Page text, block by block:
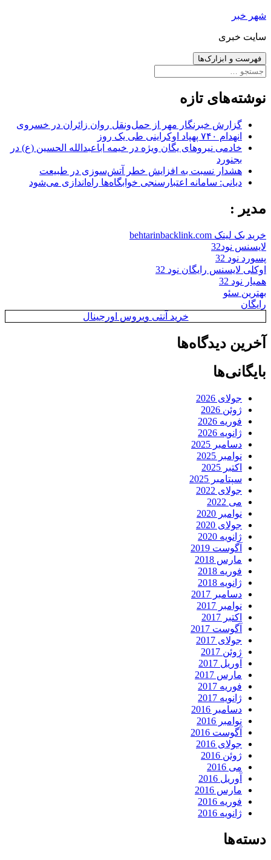
رفتن
نوشته‌ها
شهر خبر
سایت خبری
فهرست و ابزارک‌ها
جستجو
نوشته‌های تازه
گزارش خبرنگار مهر از حمل‌ونقل روان زائران در خسروی
انهدام ۷۴۰ پهپاد اوکراینی طی یک روز
خادمی نیروهای یگان ویژه در خیمه اباعبدالله الحسین (ع) در
بجنورد
هشدار نسبت به افزایش خطر آتش‌سوزی در طبیعت
دیانی: سامانه اعتبارسنجی خوابگاه‌ها راه‌اندازی می‌شود
مدیر :
خرید بک لینک behtarinbacklink.com
لایسنس نود32
پسورد نود 32
اوکلی لایسنس رایگان نود 32
همیار نود 32
بهترین سئو
رایگان
خرید آنتی ویروس اورجینال
آخرین دیدگاه‌ها
بایگانی‌ها
جولای 2026
ژوئن 2026
فوریه 2026
ژانویه 2026
دسامبر 2025
نوامبر 2025
اکتبر 2025
سپتامبر 2025
جولای 2022
می 2022
نوامبر 2020
جولای 2020
ژانویه 2020
آگوست 2019
مارس 2018
فوریه 2018
ژانویه 2018
دسامبر 2017
نوامبر 2017
اکتبر 2017
آگوست 2017
جولای 2017
ژوئن 2017
آوریل 2017
مارس 2017
فوریه 2017
ژانویه 2017
دسامبر 2016
نوامبر 2016
آگوست 2016
جولای 2016
ژوئن 2016
می 2016
آوریل 2016
مارس 2016
فوریه 2016
ژانویه 2016
دسته‌ها